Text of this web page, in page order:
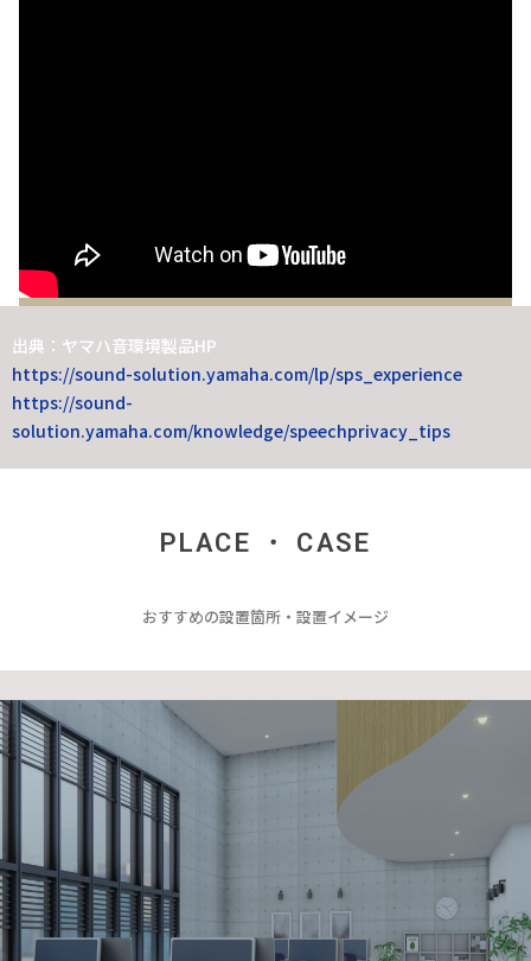
出典：ヤマハ音環境製品HP
https://sound-solution.yamaha.com/lp/sps_experience
https://sound-
solution.yamaha.com/knowledge/speechprivacy_tips
PLACE ・ CASE
おすすめの設置箇所・設置イメージ